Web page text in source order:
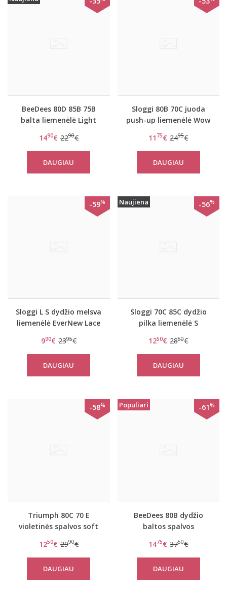
BeeDees 80D 85B 75B
balta liemenėlė Light
1490€ 2290€
DAUGIAU
Sloggi 80B 70C juoda
push-up liemenėlė Wow
11 75€ 2495€
DAUGIAU
-59%
Sloggi L S dydžio melsva
liemenėlė EverNew Lace
990€ 2395€
DAUGIAU
Naujiena -56%
Sloggi 70C 85C dydžio
pilka liemenėlė S
1250€ 2850€
DAUGIAU
-58%
Triumph 80C 70 E
violetinės spalvos soft
300 W
1250€ 2990€
DAUGIAU
Populiari -61%
BeeDees 80B dydžio
baltos spalvos
day WDP
1475€ 3750€
DAUGIAU